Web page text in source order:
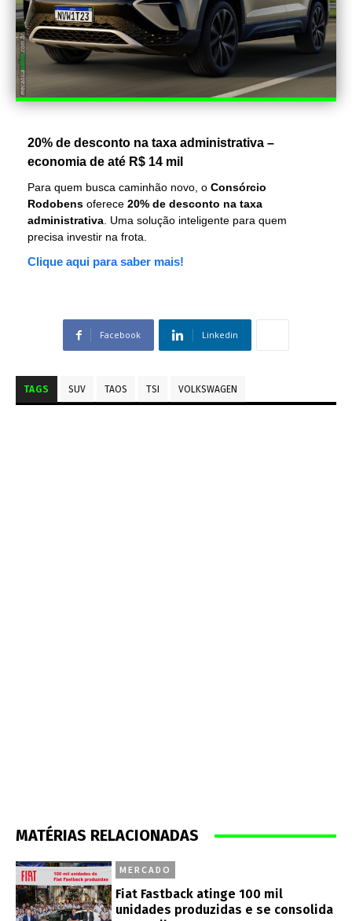
20% de desconto na taxa administrativa –
economia de até R$ 14 mil
Para quem busca caminhão novo, o Consórcio
Rodobens oferece 20% de desconto na taxa
administrativa . Uma solução inteligente para quem
precisa investir na frota.
Clique aqui para saber mais!
Facebook Linkedin
TAGS SUV TAOS TSI VOLKSWAGEN
MATÉRIAS RELACIONADAS
MERCADO
Fiat Fastback atinge 100 mil
unidades produzidas e se consolida